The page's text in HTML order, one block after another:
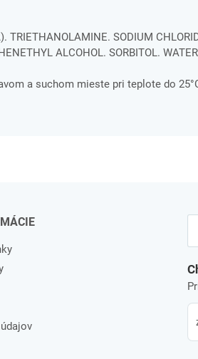
TRIETHANOLAMINE. SODIUM
ALCOHOL. SORBITOL.
a suchom mieste pri teplote do